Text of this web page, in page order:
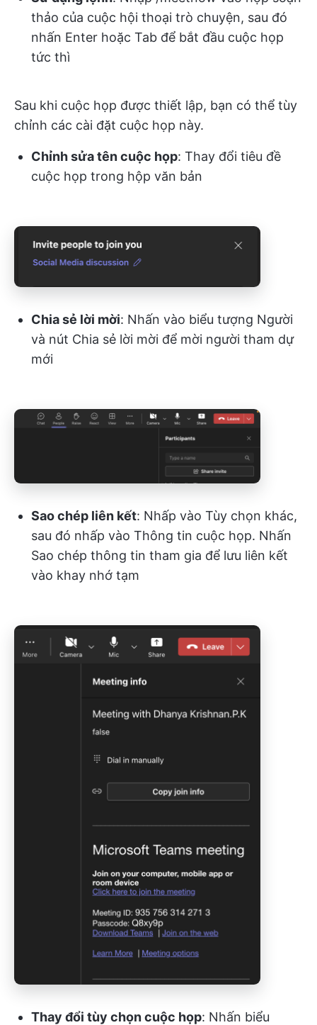
thảo của cuộc hội thoại trò chuyện, sau đó
nhấn Enter hoặc Tab để bắt đầu cuộc họp
tức thì
Sau khi cuộc họp được thiết lập, bạn có thể tùy
chỉnh các cài đặt cuộc họp này.
Chỉnh sửa tên cuộc họp: Thay đổi tiêu đề
cuộc họp trong hộp văn bản
Chia sẻ lời mời: Nhấn vào biểu tượng Người
và nút Chia sẻ lời mời để mời người tham dự
mới
Sao chép liên kết: Nhấp vào Tùy chọn khác,
sau đó nhấp vào Thông tin cuộc họp. Nhấn
Sao chép thông tin tham gia để lưu liên kết
vào khay nhớ tạm
Thay đổi tùy chọn cuộc họp: Nhấn biểu